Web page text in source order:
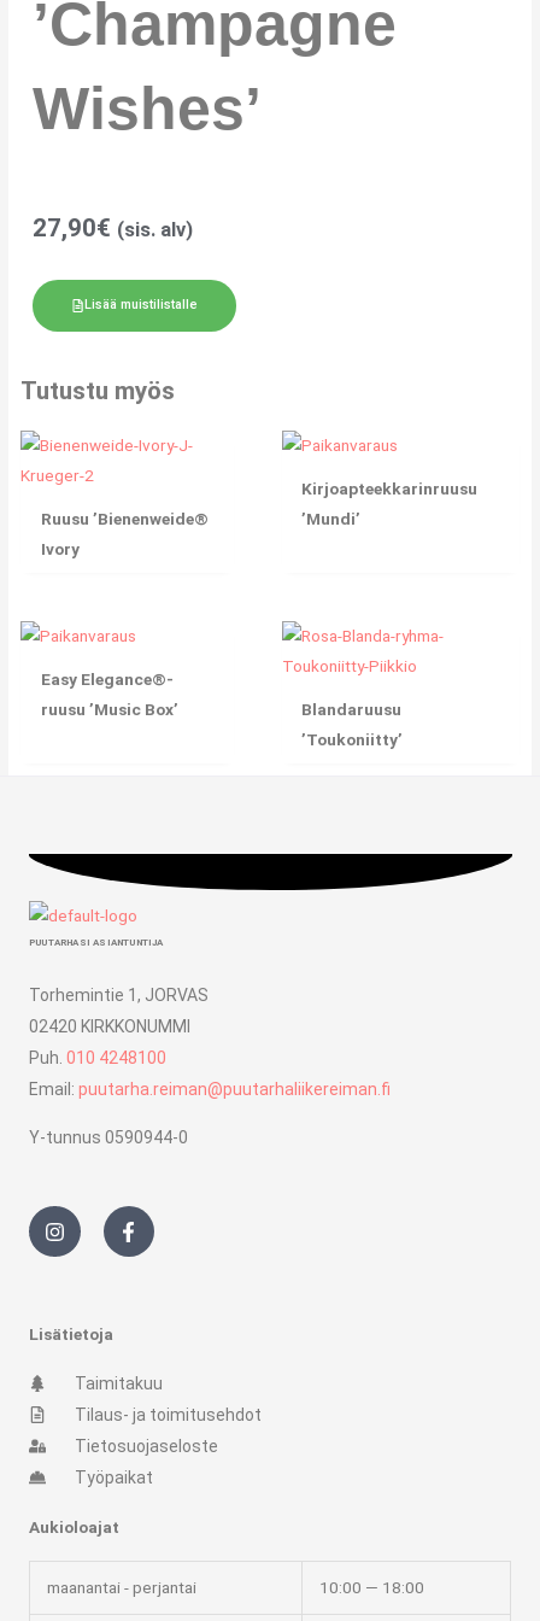
’Champagne
Wishes’
27,90€ (sis. alv)
Lisää muistilistalle
Tutustu myös
Ruusu ’Bienenweide®
Ivory
Kirjoapteekkarinruusu
’Mundi’
Easy Elegance®-
ruusu ’Music Box’
Blandaruusu
’Toukoniitty’
PUUTARHASI ASIANTUNTIJA
Torhemintie 1, JORVAS
02420 KIRKKONUMMI
Puh. 010 4248100
Email: puutarha.reiman@puutarhaliikereiman.fi
Y-tunnus 0590944-0
I
n
s
t
r
a
F
a
c
e
f
Lisätietoja
Taimitakuu
Tilaus- ja toimitusehdot
Tietosuojaseloste
Työpaikat
Aukioloajat
maanantai - perjantai 10:00 — 18:00